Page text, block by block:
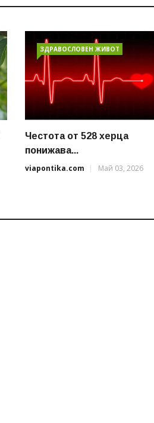
ЗДРАВОСЛОВЕН ЖИВОТ
Честота от 528 херца
понижава...
viapontika.com
Май 03, 2026